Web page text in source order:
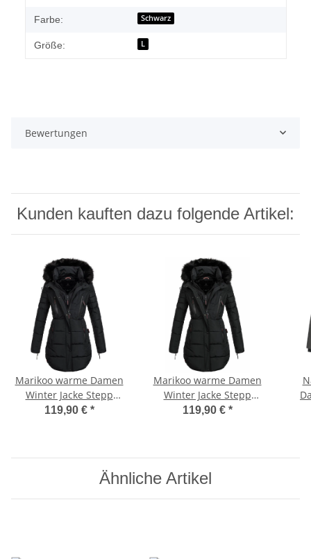
Farbe: Schwarz
Größe: L
Bewertungen
Kunden kauften dazu folgende Artikel:
Marikoo warme Damen
Winter Jacke Stepp
Mantel lang B401
119,90 € *
Marikoo warme Damen
Winter Jacke Stepp
Mantel lang B401
119,90 € *
Ähnliche Artikel